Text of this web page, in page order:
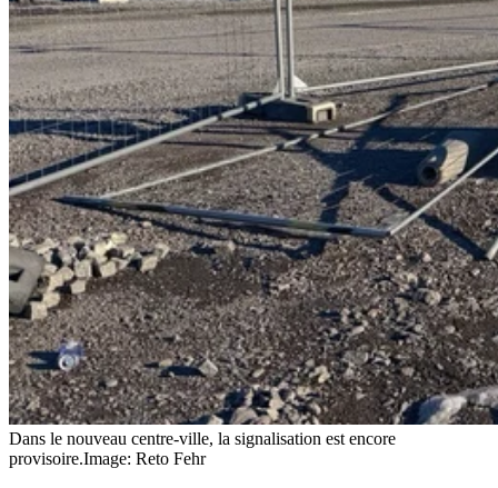
Dans le nouveau centre-ville, la signalisation est encore
provisoire.Image: Reto Fehr